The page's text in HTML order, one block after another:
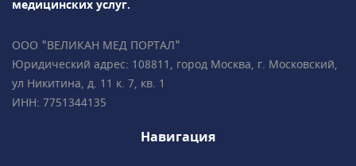
медицинских услуг.
ООО "ВЕЛИКАН МЕД ПОРТАЛ"
Юридический адрес: 108811, город Москва, г. Московский,
ул Никитина, д. 11 к. 7, кв. 1
ИНН: 7751344135
Навигация